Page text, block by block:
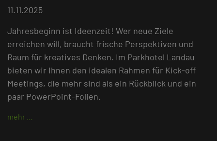
11.11.2025
Jahresbeginn ist Ideenzeit! Wer neue Ziele
erreichen will, braucht frische Perspektiven und
Raum für kreatives Denken. Im Parkhotel Landau
bieten wir Ihnen den idealen Rahmen für Kick-off
Meetings, die mehr sind als ein Rückblick und ein
paar PowerPoint-Folien.
mehr …